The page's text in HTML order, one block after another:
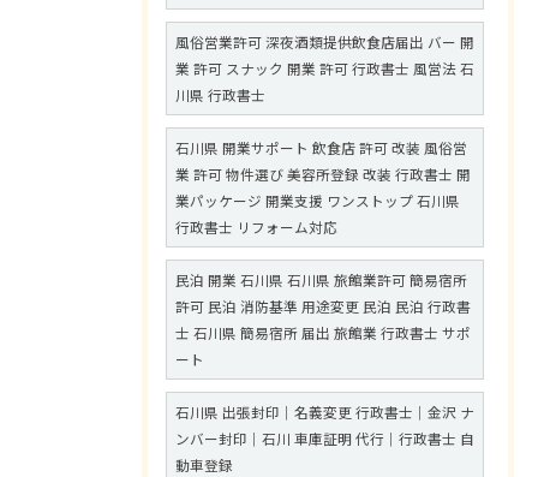
風俗営業許可 深夜酒類提供飲食店届出 バー 開
業 許可 スナック 開業 許可 行政書士 風営法 石
川県 行政書士
石川県 開業サポート 飲食店 許可 改装 風俗営
業 許可 物件選び 美容所登録 改装 行政書士 開
業パッケージ 開業支援 ワンストップ 石川県
行政書士 リフォーム対応
民泊 開業 石川県 石川県 旅館業許可 簡易宿所
許可 民泊 消防基準 用途変更 民泊 民泊 行政書
士 石川県 簡易宿所 届出 旅館業 行政書士 サポ
ート
石川県 出張封印｜名義変更 行政書士｜金沢 ナ
ンバー封印｜石川 車庫証明 代行｜行政書士 自
動車登録